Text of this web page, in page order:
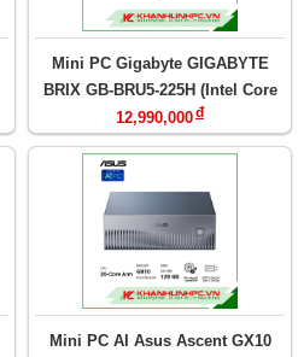
Mini PC Gigabyte GIGABYTE
BRIX GB-BRU5-225H (Intel Core
Ultra 5 225H/ DDR5-6400/ 2x
NVMe/ USB4/ Wi-Fi 7/ Bluetooth/
LAN/ VESA)
12,990,000đ
Mini PC AI Asus Ascent GX10